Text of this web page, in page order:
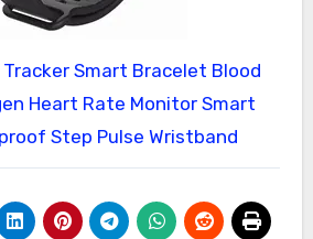
Tracker Smart Bracelet Blood
Heart Rate Monitor Smart
Step Pulse Wristband